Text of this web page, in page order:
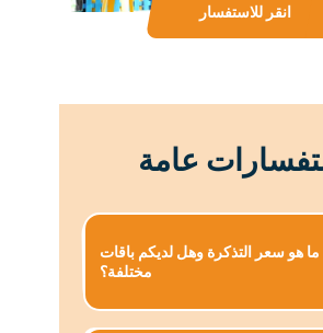
انقر للاستفسار
عامة
ما هو سعر التذكرة وهل لديكم باقات
مختلفة؟